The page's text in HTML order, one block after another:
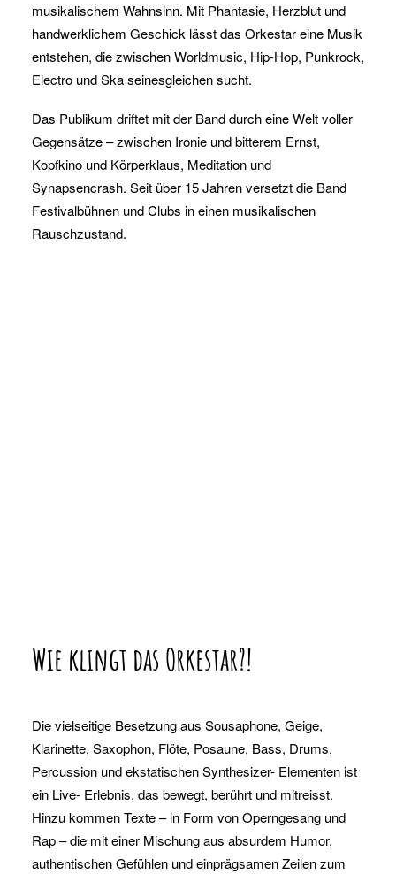
musikalischem Wahnsinn. Mit Phantasie, Herzblut und
handwerklichem Geschick lässt das Orkestar eine Musik
entstehen, die zwischen Worldmusic, Hip-Hop, Punkrock,
Electro und Ska seinesgleichen sucht.
Das Publikum driftet mit der Band durch eine Welt voller
Gegensätze – zwischen Ironie und bitterem Ernst,
Kopfkino und Körperklaus, Meditation und
Synapsencrash. Seit über 15 Jahren versetzt die Band
Festivalbühnen und Clubs in einen musikalischen
Rauschzustand.
Wie klingt das Orkestar?!
Die vielseitige Besetzung aus Sousaphone, Geige,
Klarinette, Saxophon, Flöte, Posaune, Bass, Drums,
Percussion und ekstatischen Synthesizer- Elementen ist
ein Live- Erlebnis, das bewegt, berührt und mitreisst.
Hinzu kommen Texte – in Form von Operngesang und
Rap – die mit einer Mischung aus absurdem Humor,
authentischen Gefühlen und einprägsamen Zeilen zum